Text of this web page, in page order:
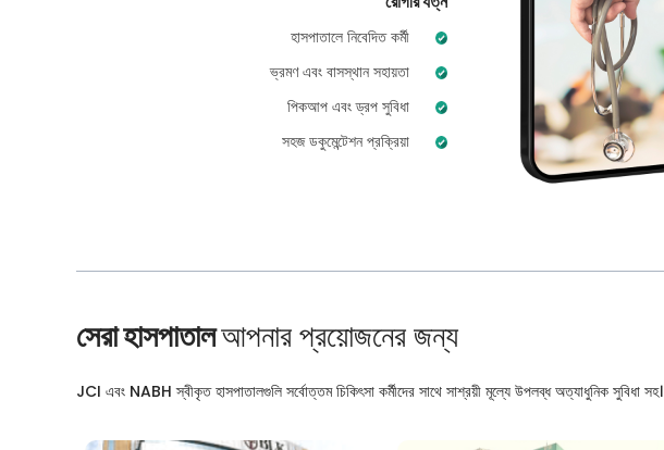
হাসপাতালে নিবেদিত কর্মী
ভ্রমণ এবং বাসস্থান সহায়তা
পিকআপ এবং ড্রপ সুবিধা
সহজ ডকুমেন্টেশন প্রক্রিয়া
সেরা হাসপাতালআপনার প্রয়োজনের জন্য
JCI এবং NABH স্বীকৃত হাসপাতালগুলি সর্বোত্তম চিকিৎসা কর্মীদের সাথে সাশ্রয়ী মূল্যে উপলব্ধ অত্যাধুনিক সুবিধা সহ।